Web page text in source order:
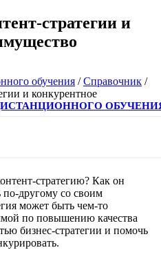
стратегии и
обучения /Справочник /
и конкурентное
стратегию? Как он
по-другому со своим
может быть чем-то
по повышению качества
бизнес-стратегии и помочь